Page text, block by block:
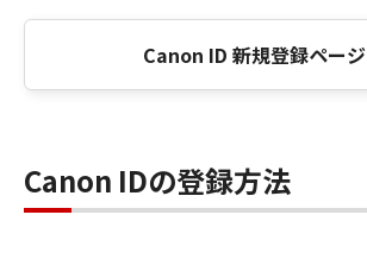
Canon ID 新規登録ページ
Canon IDの登録方法